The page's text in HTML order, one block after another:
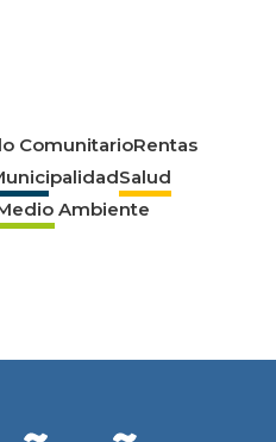
ComunitarioRentas
Salud
Ambiente